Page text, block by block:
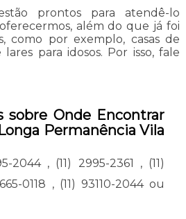
prontos para atendê-lo
além do que já foi
como por exemplo, casas de
para idosos. Por isso, fale
sobre Onde Encontrar
Permanência Vila
2044 , (11) 2995-2361 , (11)
0118 , (11) 93110-2044 ou